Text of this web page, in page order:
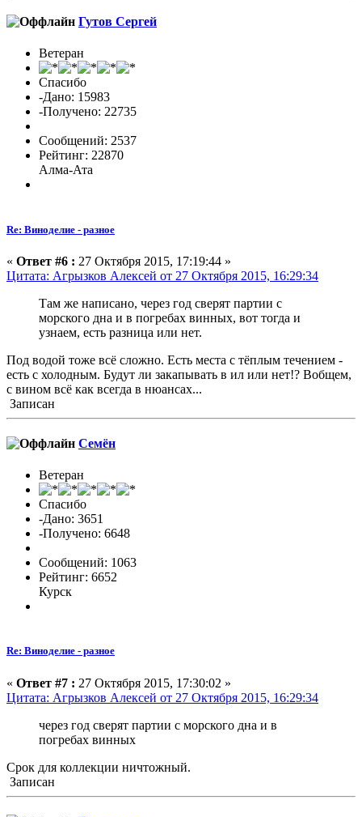
Гутов Сергей
Ветеран
Спасибо
-Дано: 15983
-Получено: 22735
Сообщений: 2537
Рейтинг: 22870
Алма-Ата
Re: Виноделие - разное
« Ответ #6 : 27 Октября 2015, 17:19:44 »
Цитата: Агрызков Алексей от 27 Октября 2015, 16:29:34
Там же написано, через год сверят партии с
морского дна и в погребах винных, вот тогда и
узнаем, есть разница или нет.
Под водой тоже всё сложно. Есть места с тёплым течением -
есть с холодным. Будут ли закапывать в ил или нет!? Вобщем,
с вином всё как всегда в нюансах...
Записан
Семён
Ветеран
Спасибо
-Дано: 3651
-Получено: 6648
Сообщений: 1063
Рейтинг: 6652
Курск
Re: Виноделие - разное
« Ответ #7 : 27 Октября 2015, 17:30:02 »
Цитата: Агрызков Алексей от 27 Октября 2015, 16:29:34
через год сверят партии с морского дна и в
погребах винных
Срок для коллекции ничтожный.
Записан